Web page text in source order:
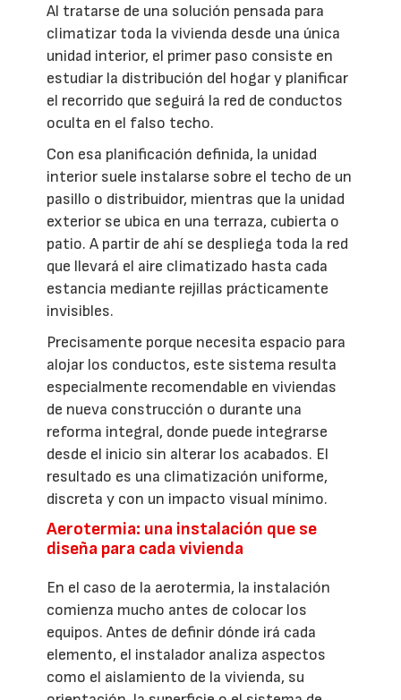
Al tratarse de una solución pensada para
climatizar toda la vivienda desde una única
unidad interior, el primer paso consiste en
estudiar la distribución del hogar y planificar
el recorrido que seguirá la red de conductos
oculta en el falso techo.
Con esa planificación definida, la unidad
interior suele instalarse sobre el techo de un
pasillo o distribuidor, mientras que la unidad
exterior se ubica en una terraza, cubierta o
patio. A partir de ahí se despliega toda la red
que llevará el aire climatizado hasta cada
estancia mediante rejillas prácticamente
invisibles.
Precisamente porque necesita espacio para
alojar los conductos, este sistema resulta
especialmente recomendable en viviendas
de nueva construcción o durante una
reforma integral, donde puede integrarse
desde el inicio sin alterar los acabados. El
resultado es una climatización uniforme,
discreta y con un impacto visual mínimo.
Aerotermia: una instalación que se
diseña para cada vivienda
En el caso de la aerotermia, la instalación
comienza mucho antes de colocar los
equipos. Antes de definir dónde irá cada
elemento, el instalador analiza aspectos
como el aislamiento de la vivienda, su